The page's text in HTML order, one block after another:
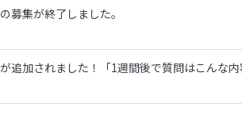
募集が終了しました。
追加されました！「1週間後で質問はこんな内